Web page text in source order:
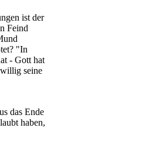
ist der
Feind
"In
- Gott hat
seine
das Ende
haben,